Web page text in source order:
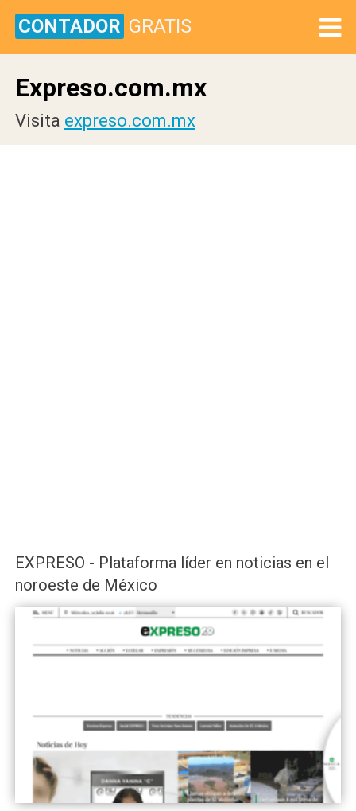
CONTADOR GRATIS
Expreso.com.mx
Visita expreso.com.mx
EXPRESO - Plataforma líder en noticias en el
noroeste de México